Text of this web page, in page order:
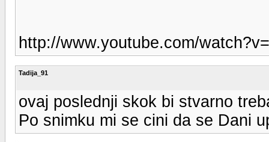
http://www.youtube.com/
Tadija_91
ovaj poslednji skok bi stvarno
Po snimku mi se cini da se Dani